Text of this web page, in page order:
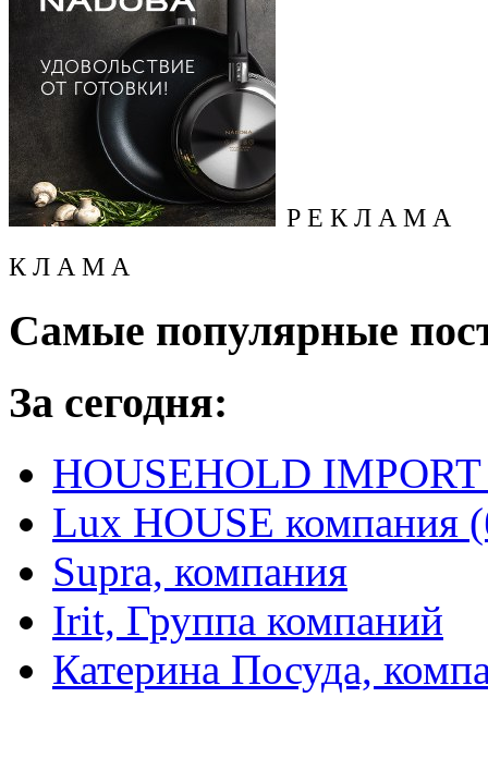
Р Е К Л А М А
К Л А М А
Самые популярные
За сегодня:
HOUSEHOLD
Lux HOUSE компания
Supra, компания
Irit, Группа компаний
Катерина Посуда,